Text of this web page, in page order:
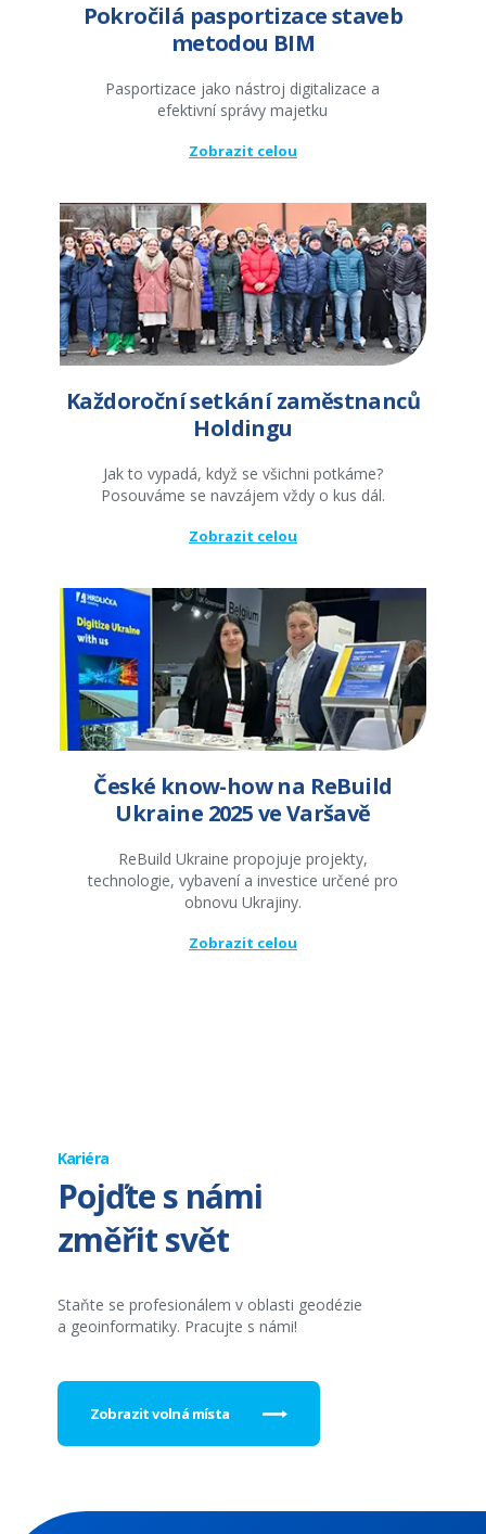
Pokročilá pasportizace staveb
metodou BIM
Pasportizace jako nástroj digitalizace a
efektivní správy majetku
Zobrazit celou
Každoroční setkání zaměstnanců
Holdingu
Jak to vypadá, když se všichni potkáme?
Posouváme se navzájem vždy o kus dál.
Zobrazit celou
České know-how na ReBuild
Ukraine 2025 ve Varšavě
ReBuild Ukraine propojuje projekty,
technologie, vybavení a investice určené pro
obnovu Ukrajiny.
Zobrazit celou
Kariéra
Pojďte s námi
změřit svět
Staňte se profesionálem v oblasti geodézie
a geoinformatiky. Pracujte s námi!
Zobrazit volná místa